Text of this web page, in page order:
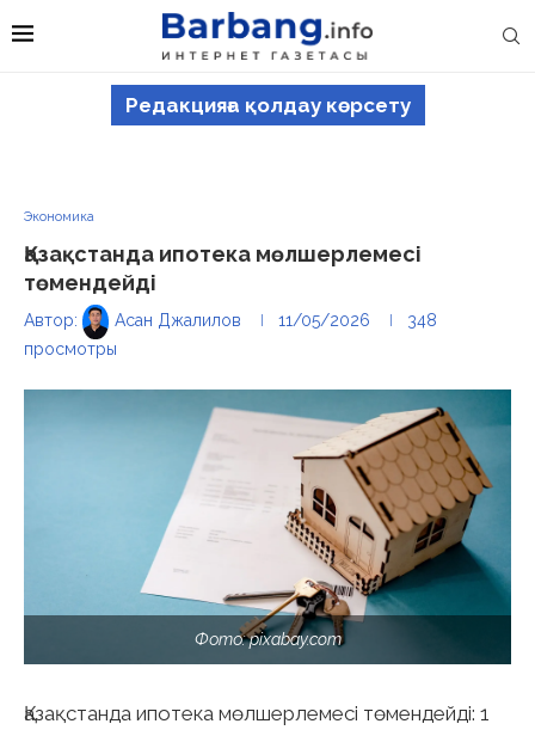
Редакцияға қолдау көрсету
Экономика
Қазақстанда ипотека мөлшерлемесі
төмендейді
Автор: Асан Джалилов 11/05/2026
348
просмотры
Фото: pixabay.com
Қазақстанда ипотека мөлшерлемесі төмендейді: 1